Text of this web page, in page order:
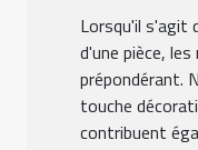
Lorsqu'il s'agit
d'une pièce,
prépondérant.
touche
contribuent